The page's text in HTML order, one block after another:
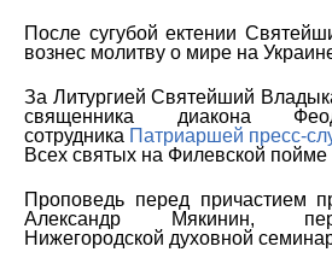
После сугубой ектении
вознес молитву о мире на
За Литургией Святейший
священника диакона
сотрудника Патриаршей пресс-
Всех святых на Филевской пойме
Проповедь перед причастием
Александр Мякинин,
Нижегородской духовной